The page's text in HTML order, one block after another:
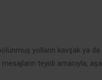
yolların kavşak ya
teyidi amacıyla,